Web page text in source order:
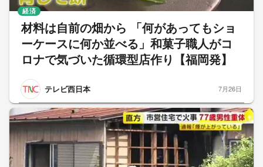
材料は自前の畑から 「何があってもショ
ーケースに何か並べる」和菓子職人がコ
ロナで気づいた循環型店作り【福岡発】
テレビ西日本
経済
7月26日